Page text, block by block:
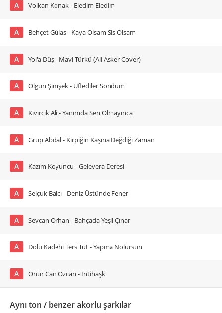
A Volkan Konak - Eledim Eledim
A Behçet Gülas - Kaya Olsam Sis Olsam
A Yol'a Düş - Mavi Türkü (Ali Asker Cover)
A Olgun Şimşek - Üflediler Söndüm
A Kıvırcık Ali - Yanımda Sen Olmayınca
A Grup Abdal - Kirpiğin Kaşına Değdiği Zaman
A Kazım Koyuncu - Gelevera Deresi
A Selçuk Balcı - Deniz Üstünde Fener
A Sevcan Orhan - Bahçada Yeşil Çınar
A Dolu Kadehi Ters Tut - Yapma Nolursun
A Onur Can Özcan - İntihaşk
Aynı ton / benzer akorlu şarkılar